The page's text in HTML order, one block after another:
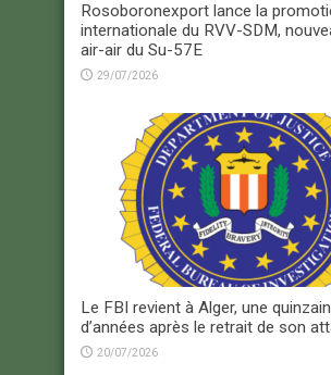
Rosoboronexport lance la
internationale du RVV-SDM,
air-air du Su-57E
29/07/2026
Le FBI revient à Alger, une
d’années après le retrait de son
20/07/2026